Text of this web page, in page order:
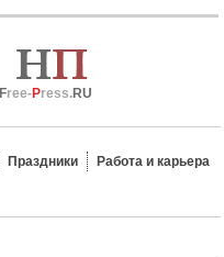
Free-Press.RU
Праздники
Работа и карьера